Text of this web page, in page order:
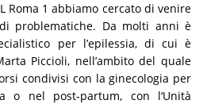
Roma 1 abbiamo cercato di venire
problematiche. Da molti anni è
per l’epilessia, di cui è
Piccioli, nell’ambito del quale
condivisi con la ginecologia per
o nel post-partum, con l‘Unità